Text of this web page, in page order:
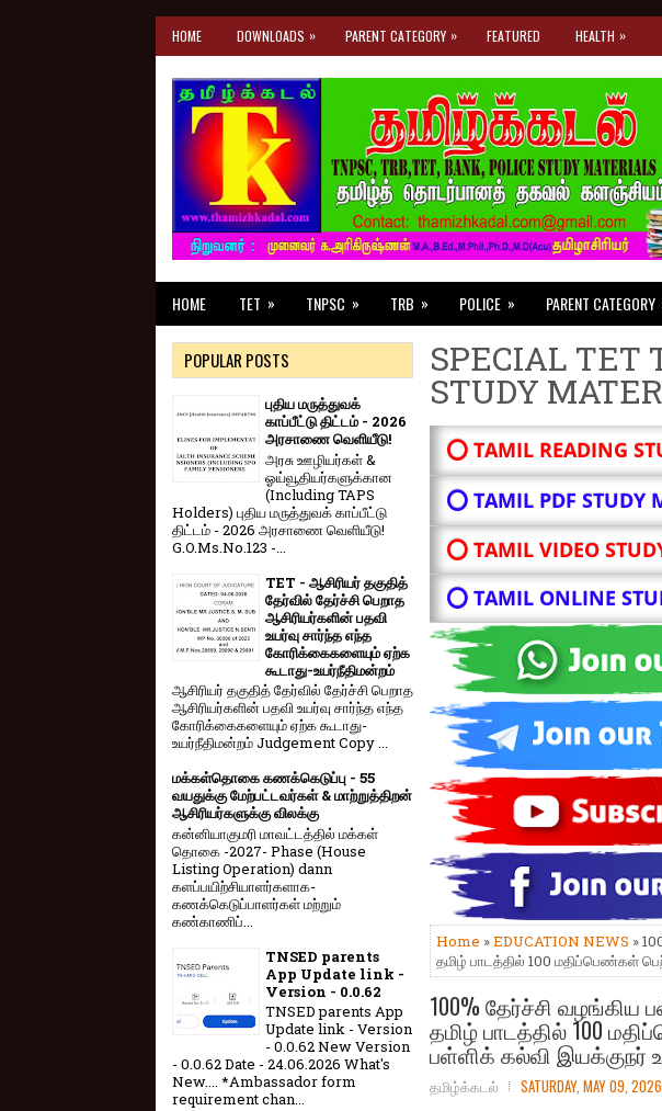
HOME DOWNLOADS » PARENT CATEGORY » FEATURED HEALTH »
HOME TET » TNPSC » TRB » POLICE » PARENT CATEGORY
SPECIAL TET
STUDY
⭕ TAMIL READING
⭕ TAMIL PDF STUDY
⭕ TAMIL VIDEO
⭕ TAMIL ONLINE
Home »EDUCATION NEWS »
தமிழ் பாடத்தில் 100 மதிப்பெண்கள்
100% தேர்ச்சி வழங்கிய
தமிழ் பாடத்தில் 100
பள்ளிக் கல்வி இயக்குநர்
தமிழ்க்கடல் SATURDAY, MAY 09, 2026
POPULAR POSTS
புதிய மருத்துவக்
காப்பீட்டு திட்டம் - 2026
அரசாணை வெளியீடு!
அரசு ஊழியர்கள் &
ஓய்வூதியர்களுக்கான
(Including TAPS
Holders) புதிய மருத்துவக் காப்பீட்டு
திட்டம் - 2026 அரசாணை வெளியீடு!
G.O.Ms.No.123 -...
TET - ஆசிரியர் தகுதித்
தேர்வில் தேர்ச்சி பெறாத
ஆசிரியர்களின் பதவி
உயர்வு சார்ந்த எந்த
கோரிக்கைகளையும் ஏற்க
கூடாது-உயர்நீதிமன்றம்
ஆசிரியர் தகுதித் தேர்வில் தேர்ச்சி பெறாத
ஆசிரியர்களின் பதவி உயர்வு சார்ந்த எந்த
கோரிக்கைகளையும் ஏற்க கூடாது-
உயர்நீதிமன்றம் Judgement Copy ...
மக்கள்தொகை கணக்கெடுப்பு - 55
வயதுக்கு மேற்பட்டவர்கள் & மாற்றுத்திறன்
ஆசிரியர்களுக்கு விலக்கு
கன்னியாகுமரி மாவட்டத்தில் மக்கள்
தொகை -2027- Phase (House
Listing Operation) dann
களப்பயிற்சியாளர்களாக-
கணக்கெடுப்பாளர்கள் மற்றும்
கண்காணிப்...
TNSED parents
App Update link -
Version - 0.0.62
TNSED parents App
Update link - Version
- 0.0.62 New Version
- 0.0.62 Date - 24.06.2026 What's
New.... *Ambassador form
requirement chan...